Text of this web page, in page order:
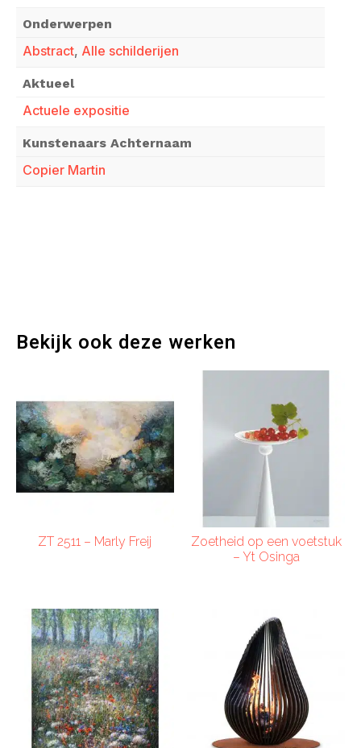
Onderwerpen
Abstract, Alle schilderijen
Aktueel
Actuele expositie
Kunstenaars Achternaam
Copier Martin
Bekijk ook deze werken
ZT 2511 – Marly Freij
Zoetheid op een voetstuk
– Yt Osinga